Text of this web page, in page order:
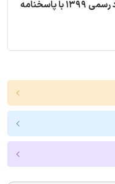
سوالات آزمون دفتریاری اسناد رسمی 1399 با پاسخنامه